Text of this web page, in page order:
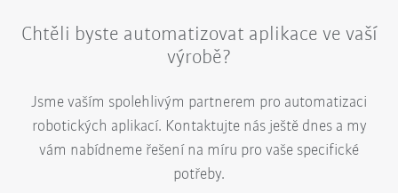
Chtěli byste automatizovat aplikace ve vaší
výrobě?
Jsme vaším spolehlivým partnerem pro automatizaci
robotických aplikací. Kontaktujte nás ještě dnes a my
vám nabídneme řešení na míru pro vaše specifické
potřeby.